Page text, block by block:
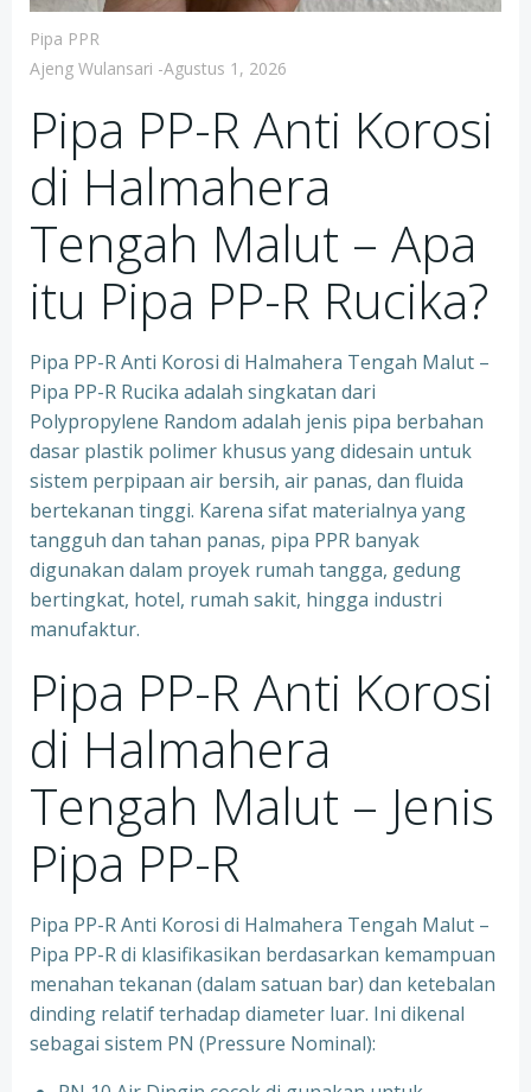
Pipa PPR
Ajeng Wulansari -Agustus 1, 2026
Pipa PP-R Anti Korosi
di Halmahera
Tengah Malut – Apa
itu Pipa PP-R Rucika?
Pipa PP-R Anti Korosi di Halmahera Tengah Malut –
Pipa PP-R Rucika adalah singkatan dari
Polypropylene Random adalah jenis pipa berbahan
dasar plastik polimer khusus yang didesain untuk
sistem perpipaan air bersih, air panas, dan fluida
bertekanan tinggi. Karena sifat materialnya yang
tangguh dan tahan panas, pipa PPR banyak
digunakan dalam proyek rumah tangga, gedung
bertingkat, hotel, rumah sakit, hingga industri
manufaktur.
Pipa PP-R Anti Korosi
di Halmahera
Tengah Malut – Jenis
Pipa PP-R
Pipa PP-R Anti Korosi di Halmahera Tengah Malut –
Pipa PP-R di klasifikasikan berdasarkan kemampuan
menahan tekanan (dalam satuan bar) dan ketebalan
dinding relatif terhadap diameter luar. Ini dikenal
sebagai sistem PN (Pressure Nominal):